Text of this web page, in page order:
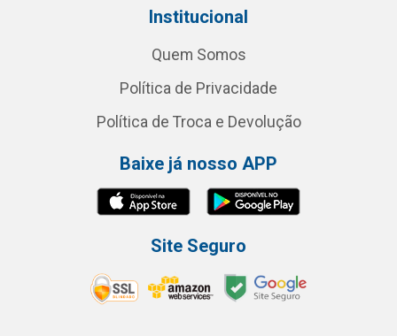
Institucional
Quem Somos
Política de Privacidade
Política de Troca e Devolução
Baixe já nosso APP
Site Seguro